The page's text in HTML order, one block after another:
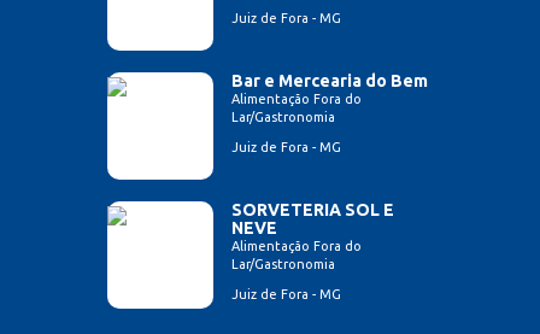
Juiz de Fora - MG
Bar e Mercearia do Bem
Alimentação Fora do
Lar/Gastronomia
Juiz de Fora - MG
SORVETERIA SOL E
NEVE
Alimentação Fora do
Lar/Gastronomia
Juiz de Fora - MG